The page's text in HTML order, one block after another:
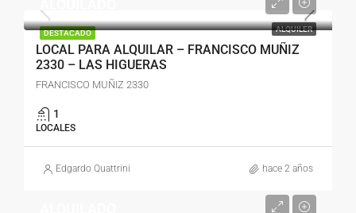
DESTACADO ALQUILER
LOCAL PARA ALQUILAR – FRANCISCO MUÑIZ
2330 – LAS HIGUERAS
FRANCISCO MUÑIZ 2330
1
LOCALES
Edgardo Quattrini hace 2 años